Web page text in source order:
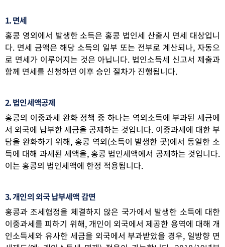
1. 면세
홍콩 영외에서 발생한 소득은 홍콩 법인세 산출시 면세 대상입니
다. 면세 금액은 해당 소득의 일부 또는 전부로 계산되나, 자동으
로 면세가 이루어지는 것은 아닙니다. 법인소득세 신고서 제출과
함께 면세를 신청하면 이후 승인 절차가 진행됩니다.
2. 법인세액공제
홍콩의 이중과세 완화 정책 중 하나는 역외소득에 부과된 세금에
서 외국에 납부한 세금을 공제하는 것입니다. 이중과세에 대한 부
담을 완화하기 위해, 홍콩 역외(소득이 발생한 곳)에서 동일한 소
득에 대해 과세된 세액을, 홍콩 법인세액에서 공제하는 것입니다.
이는 홍콩의 법인세액에 한정 적용됩니다.
3. 개인의 외국 납부세액 감면
홍콩과 조세협정을 체결하지 않은 국가에서 발생한 소득에 대한
이중과세를 피하기 위해, 개인이 외국에서 제공한 용역에 대해 개
인소득세와 유사한 세금을 외국에서 부과받았을 경우, 일방향 면